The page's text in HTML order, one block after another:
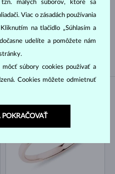
SLADKOVODNÉ
JUŽNÉHO PACIFIKU
tzn. malých súborov, ktoré sa
Viac o zásadách používania
na tlačidlo „Súhlasím a
udelíte a pomôžete nám
súbory cookies používať a
Cookies môžete odmietnuť